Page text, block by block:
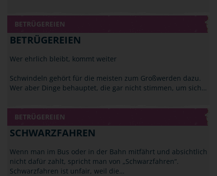
BETRÜGEREIEN
BETRÜGEREIEN
Wer ehrlich bleibt, kommt weiter
Schwindeln gehört für die meisten zum Großwerden dazu.
Wer aber Dinge behauptet, die gar nicht stimmen, um sich…
BETRÜGEREIEN
SCHWARZFAHREN
Wenn man im Bus oder in der Bahn mitfährt und absichtlich
nicht dafür zahlt, spricht man von „Schwarzfahren“.
Schwarzfahren ist unfair, weil die…